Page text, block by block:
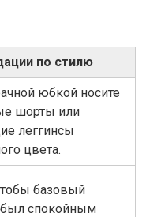
по стилю
юбкой носите
шорты или
леггинсы
цвета.
базовый
спокойным